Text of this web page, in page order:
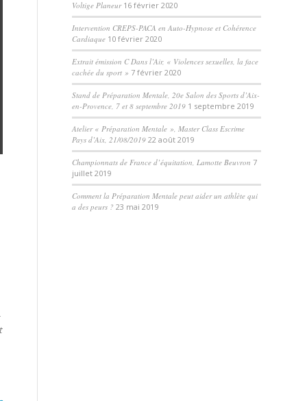
Voltige Planeur 16 février 2020
Intervention CREPS-PACA en Auto-Hypnose et Cohérence
Cardiaque 10 février 2020
Extrait émission C Dans l’Air, « Violences sexuelles, la face
cachée du sport » 7 février 2020
Stand de Préparation Mentale, 20e Salon des Sports d’Aix-
en-Provence, 7 et 8 septembre 2019 1 septembre 2019
Atelier « Préparation Mentale », Master Class Escrime
Pays d’Aix, 21/08/2019 22 août 2019
Championnats de France d’équitation, Lamotte Beuvron 7
juillet 2019
Comment la Préparation Mentale peut aider un athlète qui
a des peurs ? 23 mai 2019